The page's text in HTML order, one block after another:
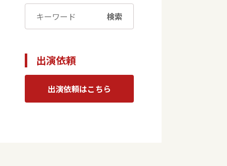
検索
出演依頼
出演依頼はこちら